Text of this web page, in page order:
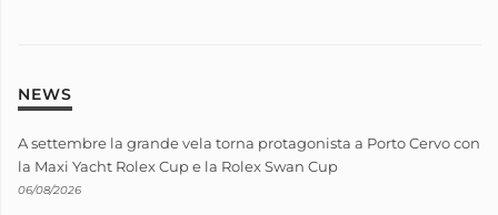
NEWS
A settembre la grande vela torna protagonista a Porto Cervo con
la Maxi Yacht Rolex Cup e la Rolex Swan Cup
06/08/2026